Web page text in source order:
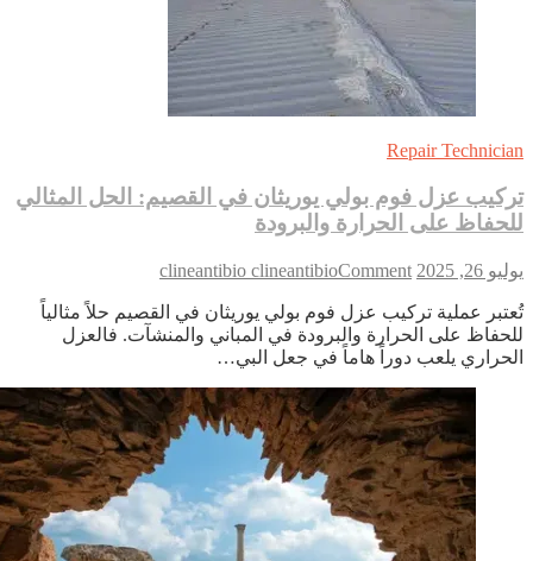
Repair
عزل فوم بولي يوريثان في القصيم: الحل المثالي
على الحرارة والبرودة
26, 2025
clineantibio clineantibioComment
on
عزل
فوم
في
القصيم:
الحل
المثالي
للحفاظ
على
الحرارة
عملية تركيب عزل فوم بولي يوريثان في القصيم حلاً مثالياً
على الحرارة والبرودة في المباني والمنشآت. فالعزل
يلعب دوراً هاماً في جعل البي…